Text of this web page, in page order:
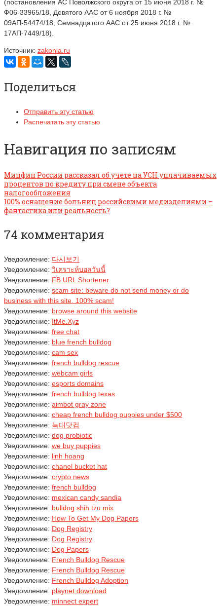
(постановления АС Поволжского округа от 15 июня 2018 г. №
Ф06-33965/18, Девятого ААС от 6 ноября 2018 г. №
09АП-54474/18, Семнадцатого ААС от 25 июня 2018 г. №
17АП-7449/18).
Источник: zakonia.ru
Поделиться
Отправить эту статью
Распечатать эту статью
Навигация по записям
Минфин России рассказал об учете на УСН уплачиваемых
процентов по кредиту при смене объекта
налогообложения
100% оснащение больниц российскими медизделиями –
фантастика или реальность?
74 комментария
Уведомление: 다시보기
Уведомление: วิเคราะห์บอลวันนี้
Уведомление: FB URL Shortener
Уведомление: scam site: beware do not send money or do
business with this site. 100% scam!
Уведомление: browse around this website
Уведомление: ItMe.Xyz
Уведомление: free chat
Уведомление: blue french bulldog
Уведомление: cam sex
Уведомление: french bulldog rescue
Уведомление: webcam girls
Уведомление: esports domains
Уведомление: french bulldog texas
Уведомление: aimbot gray zone
Уведомление: cheap french bulldog puppies under $500
Уведомление: 늑대닷컴
Уведомление: dog probiotic
Уведомление: we buy puppies
Уведомление: linh hoang
Уведомление: chanel bucket hat
Уведомление: crypto news
Уведомление: french bulldog
Уведомление: mexican candy sandia
Уведомление: bulldog shih tzu mix
Уведомление: How To Get My Dog Papers
Уведомление: Dog Registry
Уведомление: Dog Registry
Уведомление: Dog Papers
Уведомление: French Bulldog Rescue
Уведомление: French Bulldog Rescue
Уведомление: French Bulldog Adoption
Уведомление: playnet download
Уведомление: minnect expert